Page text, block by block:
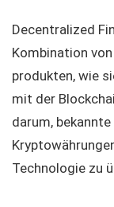
Decentralized
Kombination
produkten, wie
mit der
darum,
Technologie zu